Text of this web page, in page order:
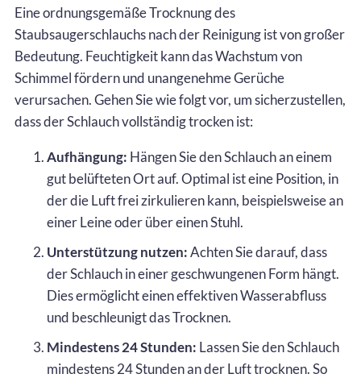
Eine ordnungsgemäße Trocknung des
Staubsaugerschlauchs nach der Reinigung ist von großer
Bedeutung. Feuchtigkeit kann das Wachstum von
Schimmel fördern und unangenehme Gerüche
verursachen. Gehen Sie wie folgt vor, um sicherzustellen,
dass der Schlauch vollständig trocken ist:
Aufhängung: Hängen Sie den Schlauch an einem
gut belüfteten Ort auf. Optimal ist eine Position, in
der die Luft frei zirkulieren kann, beispielsweise an
einer Leine oder über einen Stuhl.
Unterstützung nutzen:Achten Sie darauf, dass
der Schlauch in einer geschwungenen Form hängt.
Dies ermöglicht einen effektiven Wasserabfluss
und beschleunigt das Trocknen.
Mindestens 24 Stunden: Lassen Sie den Schlauch
mindestens 24 Stunden an der Luft trocknen. So